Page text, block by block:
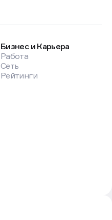
Бизнес и Карьера
Работа
Сеть
Рейтинги